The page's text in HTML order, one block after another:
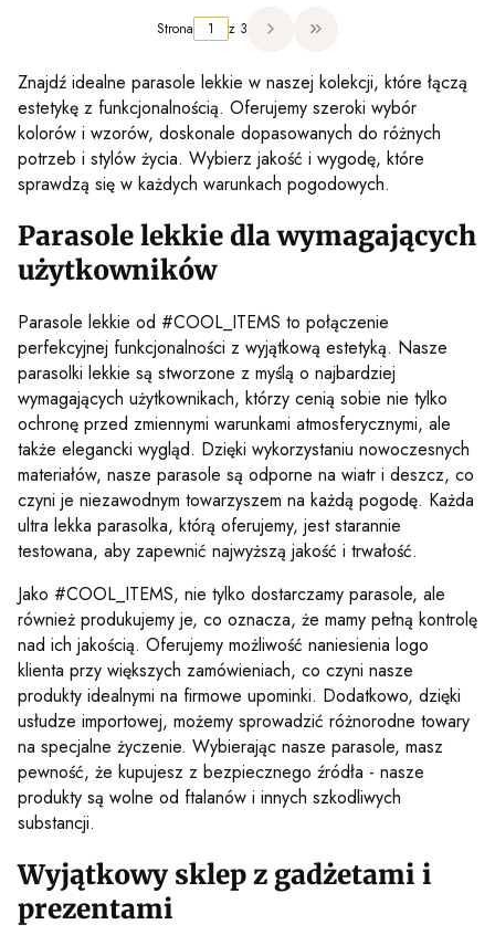
Strona z 3 Przejdź do ostatniej strony
Znajdź idealne parasole lekkie w naszej kolekcji, które łączą
estetykę z funkcjonalnością. Oferujemy szeroki wybór
kolorów i wzorów, doskonale dopasowanych do różnych
potrzeb i stylów życia. Wybierz jakość i wygodę, które
sprawdzą się w każdych warunkach pogodowych.
Parasole lekkie dla wymagających
użytkowników
Parasole lekkie od #COOL_ITEMS to połączenie
perfekcyjnej funkcjonalności z wyjątkową estetyką. Nasze
parasolki lekkie są stworzone z myślą o najbardziej
wymagających użytkownikach, którzy cenią sobie nie tylko
ochronę przed zmiennymi warunkami atmosferycznymi, ale
także elegancki wygląd. Dzięki wykorzystaniu nowoczesnych
materiałów, nasze parasole są odporne na wiatr i deszcz, co
czyni je niezawodnym towarzyszem na każdą pogodę. Każda
ultra lekka parasolka, którą oferujemy, jest starannie
testowana, aby zapewnić najwyższą jakość i trwałość.
Jako #COOL_ITEMS, nie tylko dostarczamy parasole, ale
również produkujemy je, co oznacza, że mamy pełną kontrolę
nad ich jakością. Oferujemy możliwość naniesienia logo
klienta przy większych zamówieniach, co czyni nasze
produkty idealnymi na firmowe upominki. Dodatkowo, dzięki
usłudze importowej, możemy sprowadzić różnorodne towary
na specjalne życzenie. Wybierając nasze parasole, masz
pewność, że kupujesz z bezpiecznego źródła - nasze
produkty są wolne od ftalanów i innych szkodliwych
substancji.
Wyjątkowy sklep z gadżetami i
prezentami